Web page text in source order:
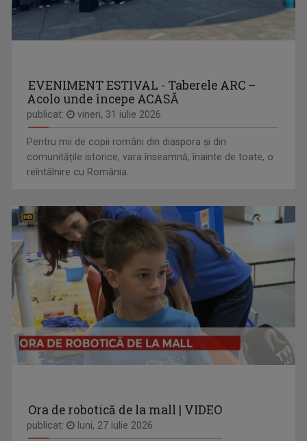
EVENIMENT ESTIVAL - Taberele ARC –
Acolo unde începe ACASĂ
publicat: vineri, 31 iulie 2026
Pentru mii de copii români din diaspora și din
comunitățile istorice, vara înseamnă, înainte de toate, o
reîntâlnire cu România.
Ora de robotică de la mall | VIDEO
publicat: luni, 27 iulie 2026